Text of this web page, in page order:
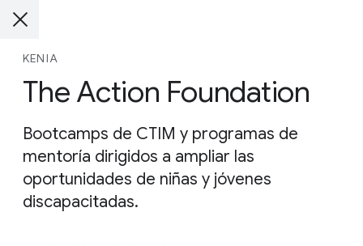
KENIA
The Action Foundation
Bootcamps de CTIM y programas de
mentoría dirigidos a ampliar las
oportunidades de niñas y jóvenes
discapacitadas.